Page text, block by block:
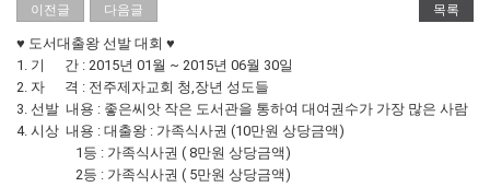
이전글 다음글 목록
♥ 도서대출왕 선발 대회 ♥
1. 기 간 : 2015년 01월 ~ 2015년 06월 30일
2. 자 격 : 전주제자교회 청,장년 성도들
3. 선발 내용 : 좋은씨앗 작은 도서관을 통하여 대여권수가 가장 많은 사람
4. 시상 내용 : 대출왕 : 가족식사권 (10만원 상당금액)
1등 : 가족식사권 ( 8만원 상당금액)
2등 : 가족식사권 ( 5만원 상당금액)